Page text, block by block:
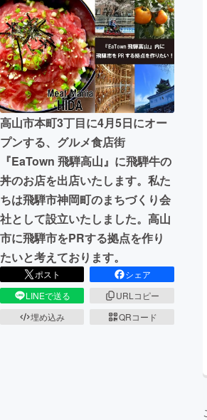
アート・写真
テクノロジー・ガジェット
映像・映画
ビジネス・起業
まちづくり・地域活性化
CAMPFIRE for Social Good
CAMPFIREふるさと納税
machi-ya
高山市本町3丁目に4月5日にオー
プンする、グルメ食店街
『EaTown 飛騨高山』に飛騨牛の
丼のお店を出店いたします。私た
ちは飛騨市神岡町のまちづくり会
社として設立いたしました。高山
市に飛騨市をPRする拠点を作り
たいと考えております。
ポスト
シェア
LINEで送る
URLコピー
埋め込み
QRコード